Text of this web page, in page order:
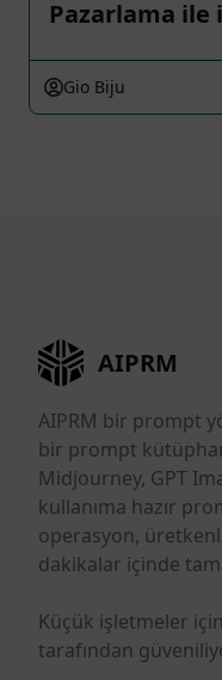
Pazarlama
Gio Biju
AIPRM
AIPRM bir prompt
bir prompt
Midjourney, GPT
kullanıma hazır
operasyon,
dakikalar içinde
Küçük işletmeler
tarafından